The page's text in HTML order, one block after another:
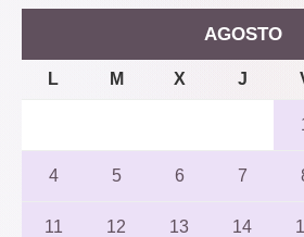
AGOSTO
L M X J
4 5 6 7
11 12 13 14